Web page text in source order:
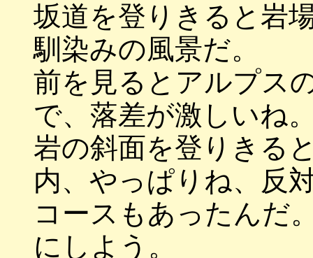
坂道を登りきると岩
馴染みの風景だ。
前を見るとアルプス
で、落差が激しいね
岩の斜面を登りきる
内、やっぱりね、反
コースもあったんだ
にしよう。